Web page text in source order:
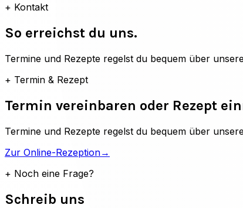
+ Kontakt
So erreichst du uns.
Termine und Rezepte regelst du bequem über
+ Termin & Rezept
Termin vereinbaren oder Rezept
Termine und Rezepte regelst du bequem über
Zur Online-Rezeption→
+ Noch eine Frage?
Schreib uns